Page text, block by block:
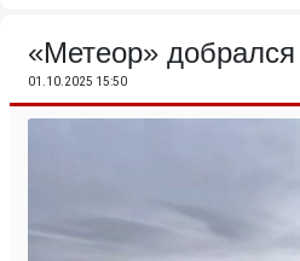
«Метеор»
01.10.2025 15:50